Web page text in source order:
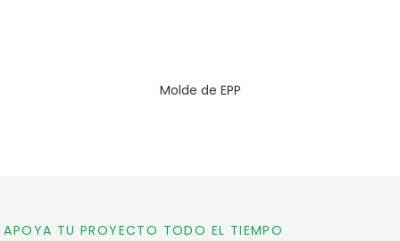
Molde de EPP
APOYA TU PROYECTO TODO EL TIEMPO